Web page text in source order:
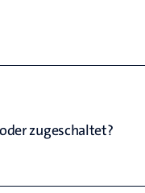
zugeschaltet?